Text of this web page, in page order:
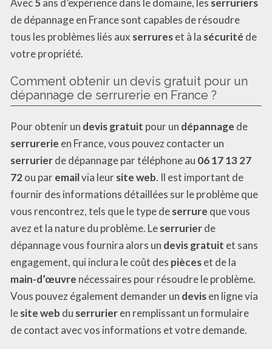
Avec5ans d’expérience dans le domaine, les serruriers
de dépannage en France sont capables de résoudre
tous les problèmes liés aux serrureset à la sécurité de
votre propriété.
Comment obtenir un devis gratuit pour un
dépannage de serrurerie en France ?
Pour obtenir un devis gratuit pour un dépannage de
serrurerie en France, vous pouvez contacter un
serrurierde dépannage par téléphone au 06 17 13 27
72ou paremailvia leursite web. Il est important de
fournir des informations détaillées sur le problème que
vous rencontrez, tels que le type deserrure que vous
avez et la nature du problème. Leserrurierde
dépannage vous fournira alors un devis gratuit et sans
engagement, qui inclura le coût des pièceset de la
main-d’œuvre nécessaires pour résoudre le problème.
Vous pouvez également demander un devisen ligne via
lesite web du serrurieren remplissant un formulaire
de contact avec vos informations et votre demande.